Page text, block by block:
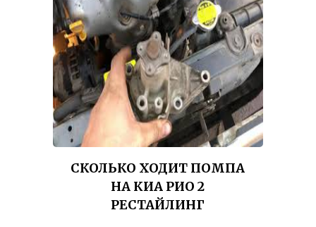
СКОЛЬКО ХОДИТ ПОМПА
НА КИА РИО 2
РЕСТАЙЛИНГ